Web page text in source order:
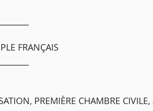
FRANÇAIS
PREMIÈRE CHAMBRE